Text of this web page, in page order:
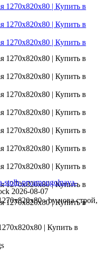
stolb-pryamougolnaya-
2026-08-07
- byнова строй,
| Купить в